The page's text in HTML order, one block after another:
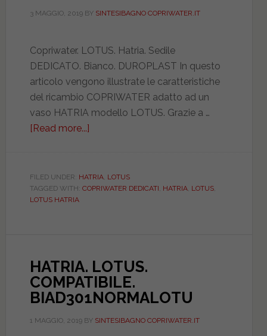
3 MAGGIO, 2019BY SINTESIBAGNO COPRIWATER.IT
Copriwater. LOTUS. Hatria. Sedile
DEDICATO. Bianco. DUROPLAST In questo
articolo vengono illustrate le caratteristiche
del ricambio COPRIWATER adatto ad un
vaso HATRIA modello LOTUS. Grazie a …
[Read more...]
BIANCO.
DEDICATO.
FILED UNDER: HATRIA, LOTUS
TAGGED WITH: COPRIWATER DEDICATI, HATRIA, LOTUS,
LOTUS HATRIA
HATRIA. LOTUS.
COMPATIBILE.
BIAD301NORMALOTU
1 MAGGIO, 2019BY SINTESIBAGNO COPRIWATER.IT